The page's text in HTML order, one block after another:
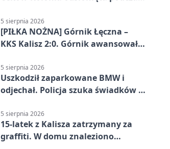
5 sierpnia 2026
[PIŁKA NOŻNA] Górnik Łęczna –
KKS Kalisz 2:0. Górnik awansował
5 sierpnia 2026
Uszkodził zaparkowane BMW i
odjechał. Policja szuka świadków w
5 sierpnia 2026
15-latek z Kalisza zatrzymany za
graffiti. W domu znaleziono